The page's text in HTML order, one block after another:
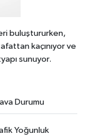
buluştururken,
kaçınıyor ve
sunuyor.
Durumu
Yoğunluk